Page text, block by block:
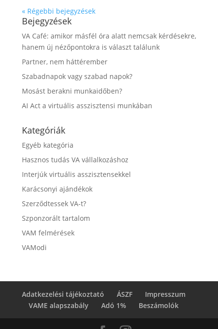
« Régebbi bejegyzések
Bejegyzések
VA Café: amikor másfél óra alatt nemcsak kérdésekre,
hanem új nézőpontokra is választ találunk
Partner, nem háttérember
Szabadnapok vagy szabad napok?
Mosást berakni munkaidőben?
AI Act a virtuális asszisztensi munkában
Kategóriák
Egyéb kategória
Hasznos tudás VA vállalkozáshoz
Interjúk virtuális asszisztensekkel
Karácsonyi ajándékok
Szerződtessek VA-t?
Szponzorált tartalom
VAM felmérések
VAModi
Adatkezelési tájékoztató ÁSZF
Impresszum
VAME alapszabály
Adó 1% Beszámolók